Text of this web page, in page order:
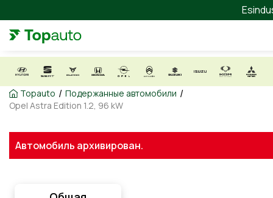
Topauto / Подержанные автомобили /
Opel Astra Edition 1.2, 96 kW
Автомобиль архивирован.